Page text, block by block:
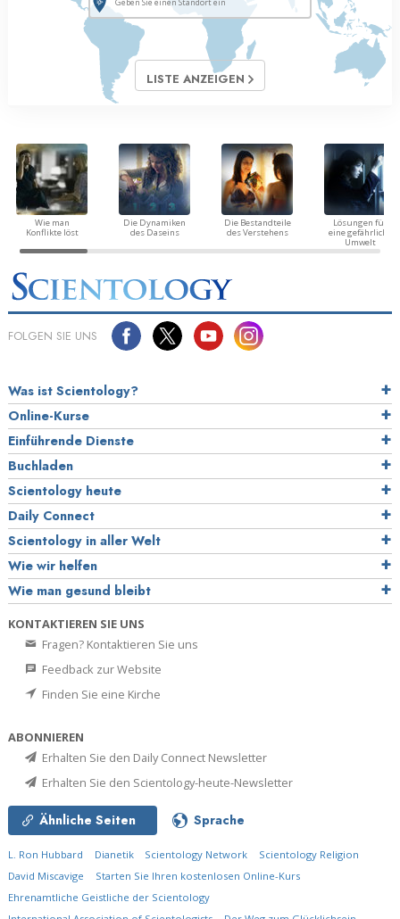
LISTE ANZEIGEN
Wie man
Konflikte löst
Die Dynamiken
des Daseins
Die Bestandteile
des Verstehens
Lösungen für
eine gefährliche
Umwelt
FOLGEN SIE UNS
Was ist Scientology?
Online-Kurse
Einführende Dienste
Buchladen
Scientology heute
Daily Connect
Scientology in aller Welt
Wie wir helfen
Wie man gesund bleibt
KONTAKTIEREN SIE UNS
Fragen? Kontaktieren Sie uns
Feedback zur Website
Finden Sie eine Kirche
ABONNIEREN
Erhalten Sie den Daily Connect Newsletter
Erhalten Sie den Scientology-heute-Newsletter
Ähnliche Seiten Sprache
L. Ron Hubbard Dianetik Scientology Network
Scientology Religion
David Miscavige
Starten Sie Ihren kostenlosen Online-Kurs
Ehrenamtliche Geistliche der Scientology